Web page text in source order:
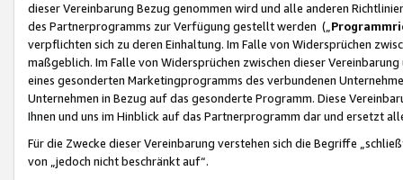
dieser Vereinbarung Bezug genommen wird und alle anderen
des Partnerprogramms zur Verfügung gestellt werden („
verpflichten sich zu deren Einhaltung. Im Falle von Widersprüchen
maßgeblich. Im Falle von Widersprüchen zwischen dieser
eines gesonderten Marketingprogramms des verbundenen
Unternehmen in Bezug auf das gesonderte Programm. Diese
Ihnen und uns im Hinblick auf das Partnerprogramm dar und ersetzt
Für die Zwecke dieser Vereinbarung verstehen sich die Begriffe
von „jedoch nicht beschränkt auf“.